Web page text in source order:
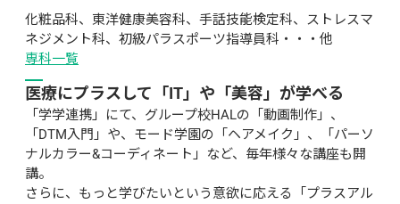
化粧品科、東洋健康美容科、手話技能検定科、ストレスマ
ネジメント科、初級パラスポーツ指導員科・・・他
専科一覧
医療にプラスして「IT」や「美容」が学べる
「学学連携」にて、グループ校HALの「動画制作」、
「DTM入門」や、モード学園の「ヘアメイク」、「パーソ
ナルカラー&コーディネート」など、毎年様々な講座も開
講。
さらに、もっと学びたいという意欲に応える「プラスアル